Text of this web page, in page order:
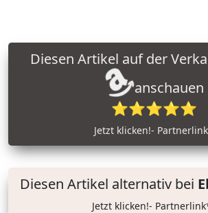
anschauen
⭐⭐⭐⭐⭐
Jetzt klicken!-
Diesen Artikel alternativ bei
Jetzt klicken!-